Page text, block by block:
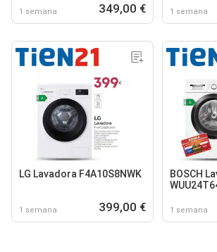
1 semana 349,00 € 1 semana
LG Lavadora F4A10S8NWK
1 semana 399,00 €
BOSCH
1 semana